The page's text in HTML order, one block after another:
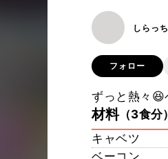
しらっ
フォロー
ずっと熱々😆
材料（3食分）
キャベツ
ベーコン